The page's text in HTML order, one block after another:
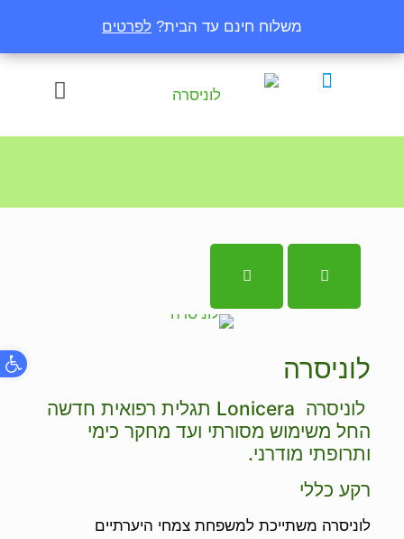
לוניסרה
לוניסרה Lonicera תגלית רפואית חדשה
החל משימוש מסורתי ועד מחקר כימי
ותרופתי מודרני.
רקע כללי
לוניסרה משתייכת למשפחת צמחי היערתיים
משלוח חינם עד הבית? לפרטים משלוח חינם עד הבית? לפרטים